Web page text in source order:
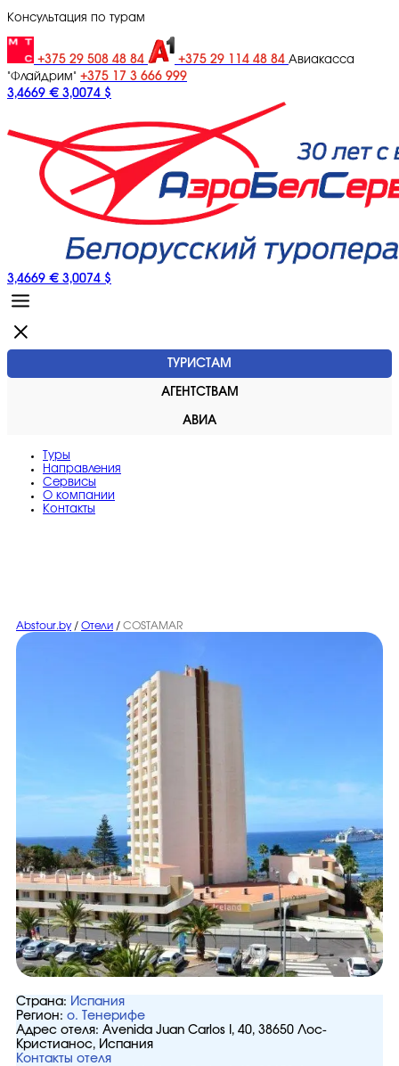
Консультация по турам
+375 29 508 48 84 +375 29 114 48 84 Авиакасса
"Флайдрим" +375 17 3 666 999
3,4669 € 3,0074 $
3,4669 € 3,0074 $
ТУРИСТАМ
АГЕНТСТВАМ
АВИА
Туры
Направления
Сервисы
O компании
Контакты
Abstour.by / Отели / COSTAMAR
Страна: Испания
Регион: о. Тенерифе
Адрес отеля: Avenida Juan Carlos I, 40, 38650 Лос-
Кристианос, Испания
Контакты отеля